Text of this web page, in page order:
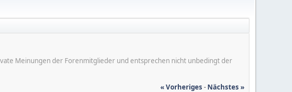
Meinungen der Forenmitglieder und entsprechen nicht unbedingt der
« Vorheriges - Nächstes »